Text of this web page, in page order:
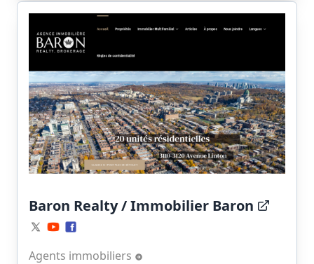
Baron Realty / Immobilier Baron
Agents immobiliers